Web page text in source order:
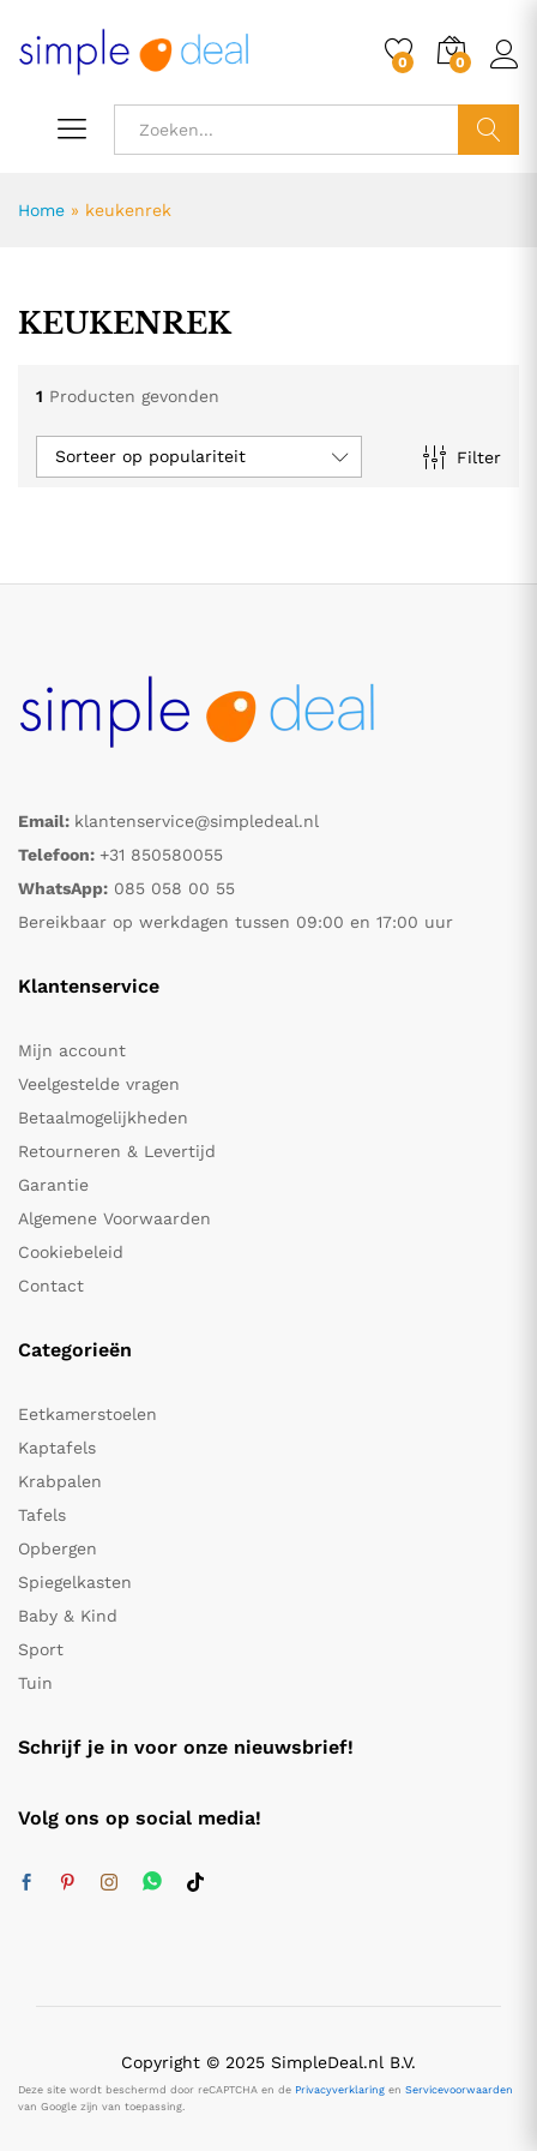
0 0
Home » keukenrek
KEUKENREK
1 Producten gevonden
Filter
Sorteer op populariteit
Email: klantenservice@simpledeal.nl
Telefoon: +31 850580055
WhatsApp: 085 058 00 55
Bereikbaar op werkdagen tussen 09:00 en 17:00 uur
Klantenservice
Mijn account
Veelgestelde vragen
Betaalmogelijkheden
Retourneren & Levertijd
Garantie
Algemene Voorwaarden
Cookiebeleid
Contact
Categorieën
Eetkamerstoelen
Kaptafels
Krabpalen
Tafels
Opbergen
Spiegelkasten
Baby & Kind
Sport
Tuin
Schrijf je in voor onze nieuwsbrief!
Volg ons op social media!
Copyright © 2025 SimpleDeal.nl B.V.
Deze site wordt beschermd door reCAPTCHA en de Privacyverklaring en Servicevoorwaarden
van Google zijn van toepassing.